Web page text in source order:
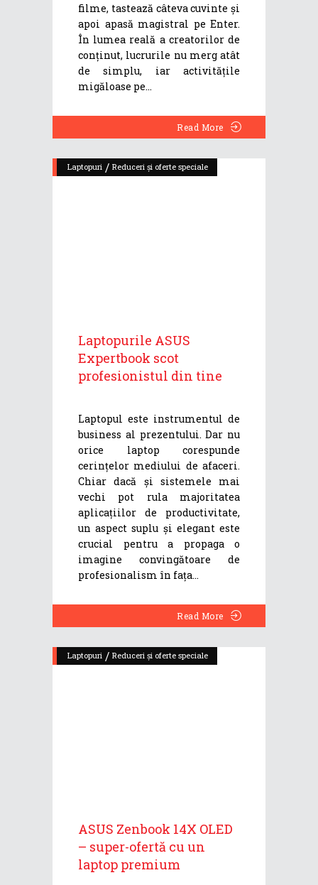
filme, tastează câteva cuvinte și
apoi apasă magistral pe Enter.
În lumea reală a creatorilor de
conținut, lucrurile nu merg atât
de simplu, iar activitățile
migăloase pe
Read More
Laptopuri / Reduceri și oferte speciale
Laptopurile ASUS
Expertbook scot
profesionistul din tine
Laptopul este instrumentul de
business al prezentului. Dar nu
orice laptop corespunde
cerințelor mediului de afaceri.
Chiar dacă și sistemele mai
vechi pot rula majoritatea
aplicațiilor de productivitate,
un aspect suplu și elegant este
crucial pentru a propaga o
imagine convingătoare de
profesionalism în fața
Read More
Laptopuri / Reduceri și oferte speciale
ASUS Zenbook 14X OLED
– super-ofertă cu un
laptop premium